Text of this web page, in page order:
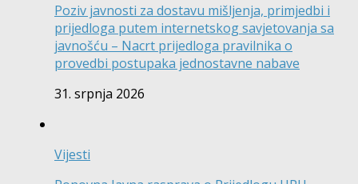
Poziv javnosti za dostavu mišljenja, primjedbi i
prijedloga putem internetskog savjetovanja sa
javnošću – Nacrt prijedloga pravilnika o
provedbi postupaka jednostavne nabave
31. srpnja 2026
Vijesti